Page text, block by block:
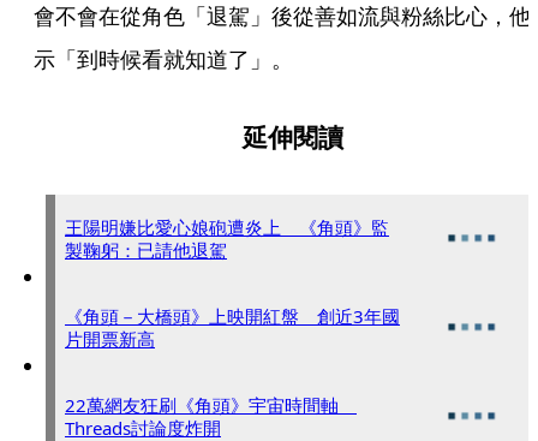
會不會在從角色「退駕」後從善如流與粉絲比心，他
示「到時候看就知道了」。
延伸閱讀
王陽明嫌比愛心娘砲遭炎上 《角頭》監
製鞠躬：已請他退駕
《角頭－大橋頭》上映開紅盤 創近3年國
片開票新高
22萬網友狂刷《角頭》宇宙時間軸
Threads討論度炸開